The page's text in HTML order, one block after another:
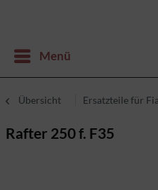
Menü
Übersicht Ersatzteile für
Rafter 250 f. F35